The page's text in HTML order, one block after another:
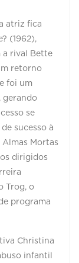
atriz fica
(1962),
a rival Bette
retorno
foi um
gerando
se
sucesso à
Mortas
dirigidos
Trog, o
programa
Christina
infantil